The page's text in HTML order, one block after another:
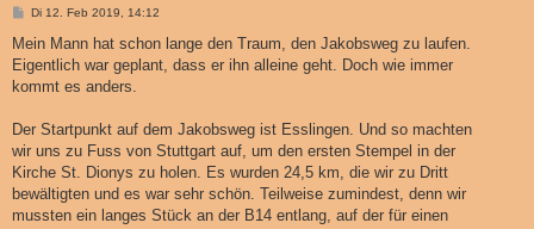
B
i
r
a
Di 12. Feb 2019, 14:12
Mein Mann hat schon lange den Traum, den Jakobsweg zu laufen.
Eigentlich war geplant, dass er ihn alleine geht. Doch wie immer
kommt es anders.
Der Startpunkt auf dem Jakobsweg ist Esslingen. Und so machten
wir uns zu Fuss von Stuttgart auf, um den ersten Stempel in der
Kirche St. Dionys zu holen. Es wurden 24,5 km, die wir zu Dritt
bewältigten und es war sehr schön. Teilweise zumindest, denn wir
mussten ein langes Stück an der B14 entlang, auf der für einen